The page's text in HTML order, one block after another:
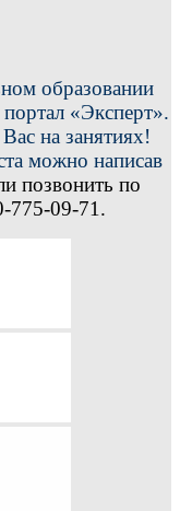
образовании
«Эксперт».
на занятиях!
можно написав
позвонить по
775-09-71.